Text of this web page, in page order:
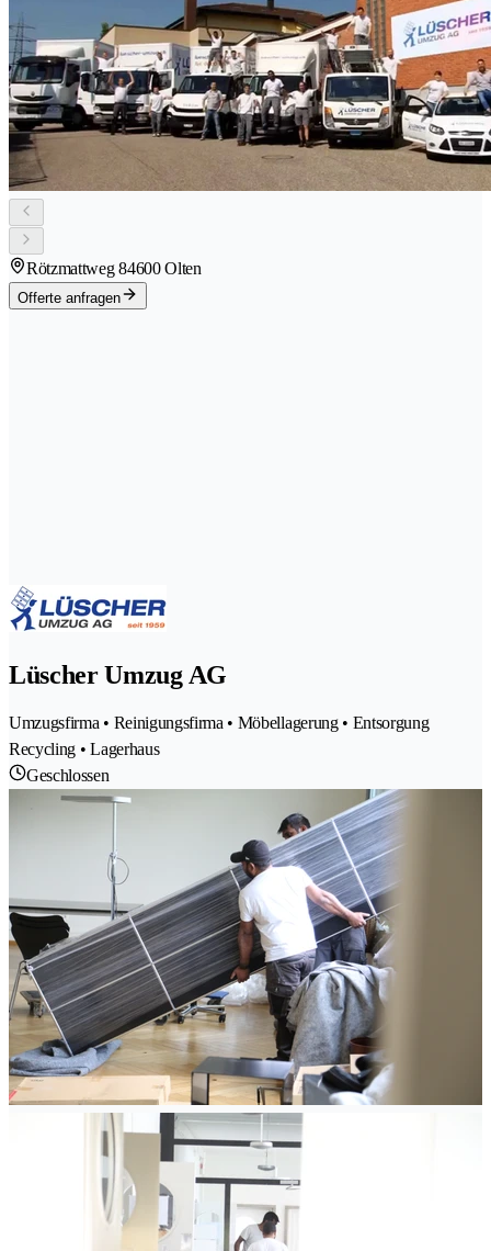
Rötzmattweg 84600 Olten
Offerte anfragen
Lüscher Umzug AG
Umzugsfirma • Reinigungsfirma • Möbellagerung • Entsorgung
Recycling • Lagerhaus
Geschlossen